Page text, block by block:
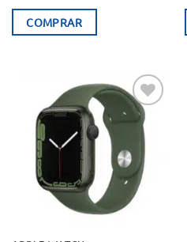
COMPRAR
Adicionar
aos meus
desejos